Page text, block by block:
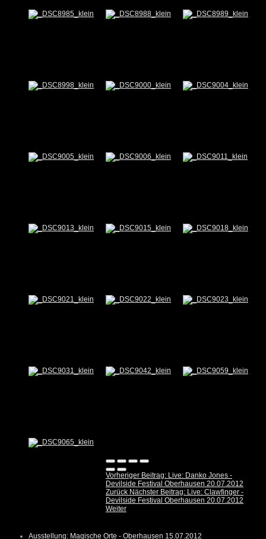
Vorheriger Beitrag: Live: Danko Jones -
Devilside Festival Oberhausen 20.07.2012
Zurück Nächster Beitrag: Live: Clawfinger -
Devilside Festival Oberhausen 20.07.2012
Weiter
Ausstellung: Magische Orte - Oberhausen 15.07.2012